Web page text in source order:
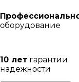
оборудование
10 лет гарантии
надежности